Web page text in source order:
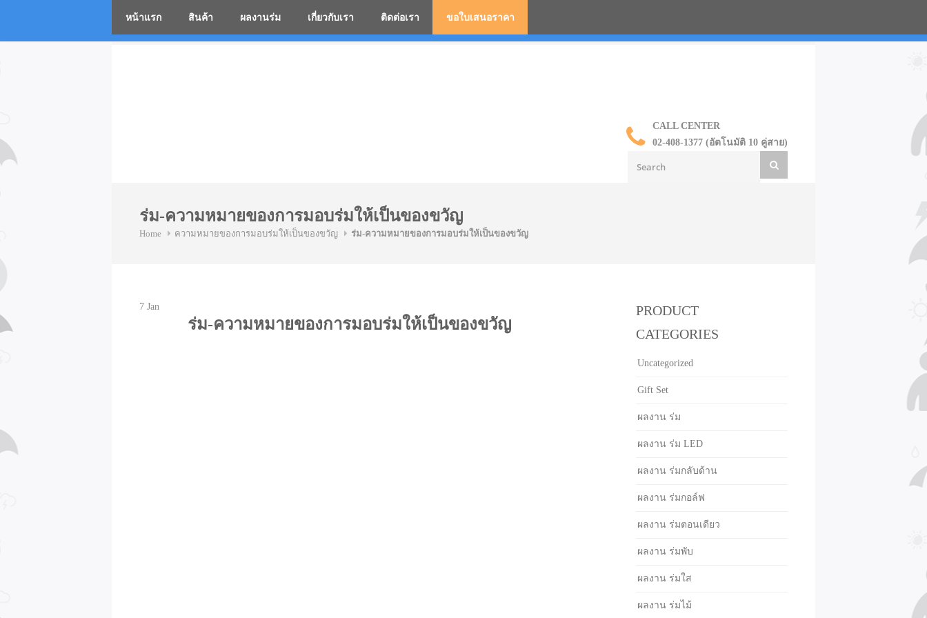
CALL CENTER
02-408-1377 (อัตโนมัติ 10 คู่สาย)
หน้าแรก สินค้า ผลงานร่ม เกี่ยวกับเรา ติดต่อเรา ขอใบเสนอราคา
ร่ม-ความหมายของการมอบร่มให้เป็นของขวัญ
Home ความหมายของการมอบร่มให้เป็นของขวัญ ร่ม-ความหมายของการมอบร่มให้เป็นของขวัญ
7 Jan
ร่ม-ความหมายของการมอบร่มให้เป็นของขวัญ
PRODUCT
CATEGORIES
Uncategorized
Gift Set
ผลงาน ร่ม
ผลงาน ร่ม LED
ผลงาน ร่มกลับด้าน
ผลงาน ร่มกอล์ฟ
ผลงาน ร่มตอนเดียว
ผลงาน ร่มพับ
ผลงาน ร่มใส
ผลงาน ร่มไม้
โรงงานร่มสกรีนโลโก้ ร่มพรีเมี่ยม ร่มตอนเดียว ร่มกอล์ฟ ร่มกลับด้าน ราคาส่ง